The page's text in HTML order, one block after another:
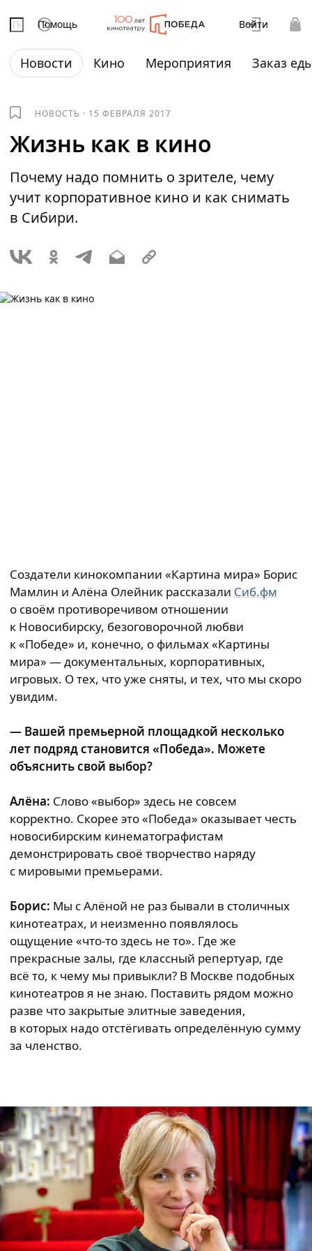
Помощь Войти
Новости Кино Мероприятия Заказ
НОВОСТЬ · 15 ФЕВРАЛЯ 2017
Жизнь как в кино
Почему надо помнить о зрителе, чему
учит корпоративное кино и как снимать
в Сибири.
Создатели кинокомпании «Картина мира» Борис
Мамлин и Алёна Олейник рассказали Сиб.фм
о своём противоречивом отношении
к Новосибирску, безоговорочной любви
к «Победе» и, конечно, о фильмах «Картины
мира» — документальных, корпоративных,
игровых. О тех, что уже сняты, и тех, что мы скоро
увидим.
— Вашей премьерной площадкой несколько
лет подряд становится «Победа». Можете
объяснить свой выбор?
Алёна: Слово «выбор» здесь не совсем
корректно. Скорее это «Победа» оказывает честь
новосибирским кинематографистам
демонстрировать своё творчество наряду
с мировыми премьерами.
Борис: Мы с Алёной не раз бывали в столичных
кинотеатрах, и неизменно появлялось
ощущение «что-то здесь не то». Где же
прекрасные залы, где классный репертуар, где
всё то, к чему мы привыкли? В Москве подобных
кинотеатров я не знаю. Поставить рядом можно
разве что закрытые элитные заведения,
в которых надо отстёгивать определённую сумму
за членство.